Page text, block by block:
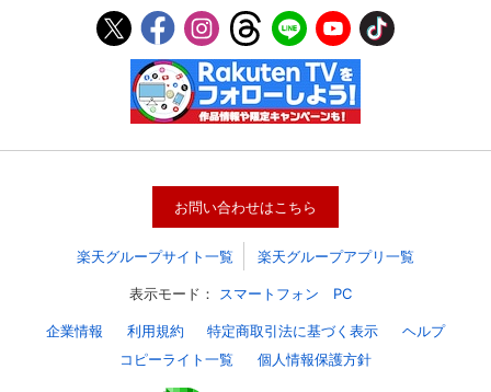
基本情報、本人連絡先、パスワード 、クレ
お問い合わせはこちら
楽天グループサイト一覧 楽天グループアプリ一覧
表示モード： スマートフォン PC
企業情報 利用規約 特定商取引法に基づく表示
ヘルプ
コピーライト一覧
個人情報保護方針